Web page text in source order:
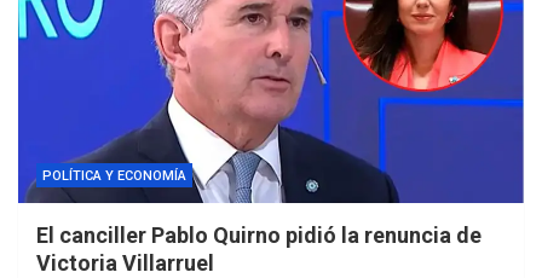
POLÍTICA Y ECONOMÍA
El canciller Pablo Quirno pidió la renuncia de
Victoria Villarruel